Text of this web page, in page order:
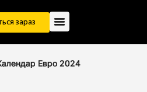
зараз
Евро 2024